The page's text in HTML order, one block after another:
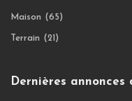
Maison (65)
Terrain (21)
Dernières annonces